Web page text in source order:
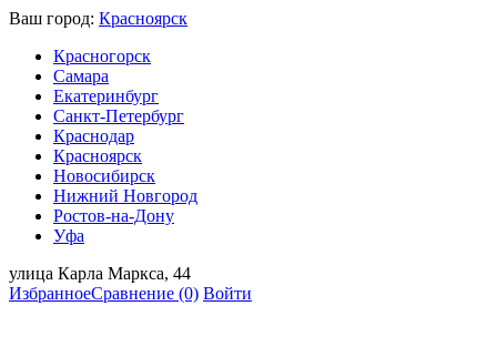
Ваш город: Красноярск
Красногорск
Самара
Екатеринбург
Санкт-Петербург
Краснодар
Красноярск
Новосибирск
Нижний Новгород
Ростов-на-Дону
Уфа
улица Карла Маркса, 44
ИзбранноеСравнение (0) Войти